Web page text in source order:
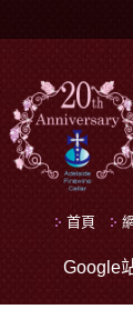
首頁
Google